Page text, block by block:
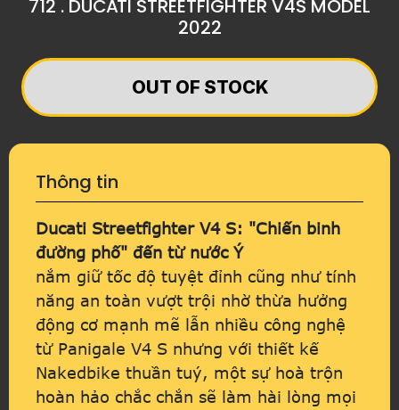
712 . DUCATI STREETFIGHTER V4S MODEL
2022
OUT OF STOCK
Thông tin
Ducati Streetfighter V4 S: "Chiến binh
đường phố" đến từ nước Ý
nắm giữ tốc độ tuyệt đỉnh cũng như tính
năng an toàn vượt trội nhờ thừa hưởng
động cơ mạnh mẽ lẫn nhiều công nghệ
từ Panigale V4 S nhưng với thiết kế
Nakedbike thuần tuý, một sự hoà trộn
hoàn hảo chắc chắn sẽ làm hài lòng mọi